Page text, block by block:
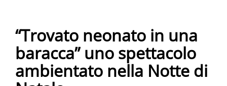
“Trovato neonato in una
baracca” uno spettacolo
ambientato nella Notte di